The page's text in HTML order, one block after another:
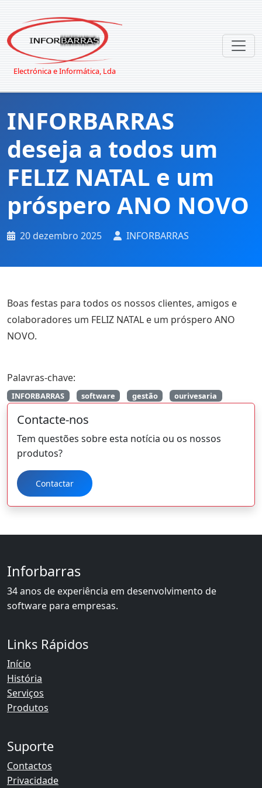
Electrónica e Informática, Lda
INFORBARRAS
deseja a todos um
FELIZ NATAL e um
próspero ANO NOVO
20 dezembro 2025 INFORBARRAS
Boas festas para todos os nossos clientes, amigos e
colaboradores um FELIZ NATAL e um próspero ANO
NOVO.
Palavras-chave:
INFORBARRAS software gestão ourivesaria
Contacte-nos
Tem questões sobre esta notícia ou os nossos
produtos?
Contactar
Inforbarras
34 anos de experiência em desenvolvimento de
software para empresas.
Links Rápidos
Início
História
Serviços
Produtos
Suporte
Contactos
Privacidade